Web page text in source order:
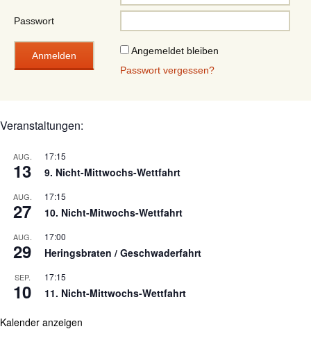
Passwort
Angemeldet bleiben
Passwort vergessen?
Veranstaltungen:
AUG.
13
17:15
9. Nicht-Mittwochs-Wettfahrt
AUG.
27
17:15
10. Nicht-Mitwochs-Wettfahrt
AUG.
29
17:00
Heringsbraten / Geschwaderfahrt
SEP.
10
17:15
11. Nicht-Mittwochs-Wettfahrt
Kalender anzeigen